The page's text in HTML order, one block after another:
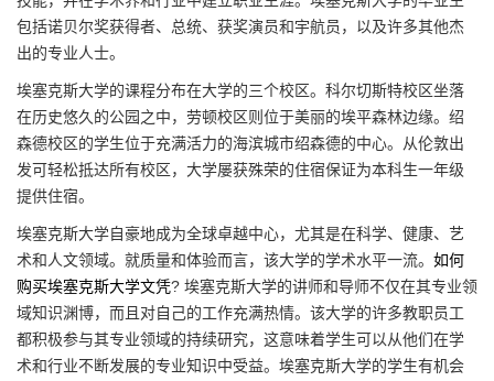
包括诺贝尔奖获得者、总统、获奖演员和宇航员，以及许多其他杰
出的专业人士。
埃塞克斯大学的课程分布在大学的三个校区。科尔切斯特校区坐落
在历史悠久的公园之中，劳顿校区则位于美丽的埃平森林边缘。绍
森德校区的学生位于充满活力的海滨城市绍森德的中心。从伦敦出
发可轻松抵达所有校区，大学屡获殊荣的住宿保证为本科生一年级
提供住宿。
埃塞克斯大学自豪地成为全球卓越中心，尤其是在科学、健康、艺
术和人文领域。就质量和体验而言，该大学的学术水平一流。 如何
购买埃塞克斯大学文凭? 埃塞克斯大学的讲师和导师不仅在其专业领
域知识渊博，而且对自己的工作充满热情。该大学的许多教职员工
都积极参与其专业领域的持续研究，这意味着学生可以从他们在学
术和行业不断发展的专业知识中受益。埃塞克斯大学的学生有机会